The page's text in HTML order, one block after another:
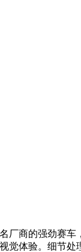
商的强劲赛
体验。细节